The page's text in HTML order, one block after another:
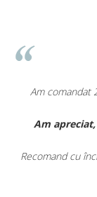
Am comandat
Am
Recomand cu